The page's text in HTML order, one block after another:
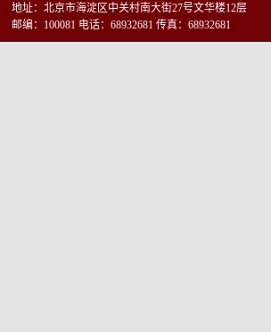
地址：北京市海淀区中关村南大街27号文华楼12层
邮编：100081 电话：68932681 传真：68932681